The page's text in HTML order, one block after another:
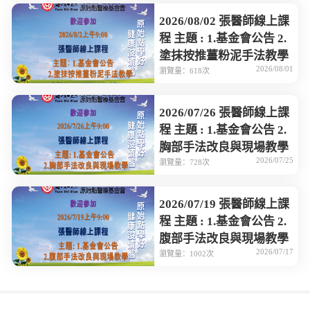
2026/08/02 張醫師線上課
程 主題 : 1.基金會公告 2.
塗抹按推薑粉泥手法教學
瀏覽量：618次 2026/08/01
2026/07/26 張醫師線上課
程 主題 : 1.基金會公告 2.
胸部手法改良與現場教學
瀏覽量：728次 2026/07/25
2026/07/19 張醫師線上課
程 主題 : 1.基金會公告 2.
腹部手法改良與現場教學
瀏覽量：1002次 2026/07/17